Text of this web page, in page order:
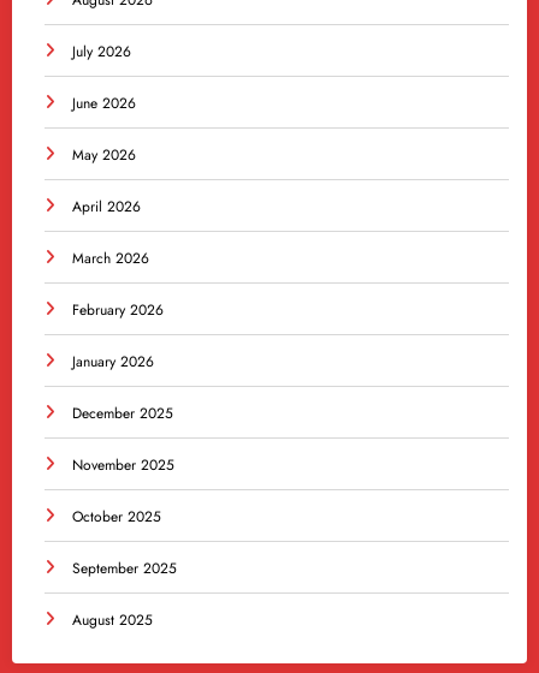
July 2026
June 2026
May 2026
April 2026
March 2026
February 2026
January 2026
December 2025
November 2025
October 2025
September 2025
August 2025